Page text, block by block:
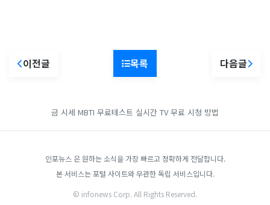
이전글 목록 다음글
금 시세 MBTI 무료테스트 실시간 TV 무료 시청 방법
인포뉴스 은 원하는 소식을 가장 빠르고 정확하게 전달합니다.
본 서비스는 포털 사이트와 무관한 독립 서비스입니다.
© infonews Corp. All Rights Reserved.